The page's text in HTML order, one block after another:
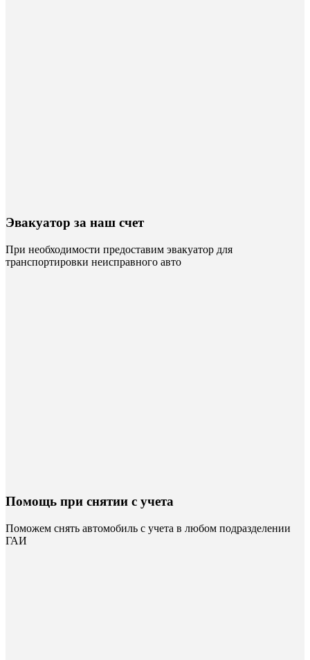
Эвакуатор за наш счет
При необходимости предоставим эвакуатор для
транспортировки неисправного авто
Помощь при снятии с учета
Поможем снять автомобиль с учета в любом подразделении
ГАИ